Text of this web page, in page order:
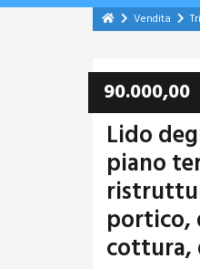
Vendita
90.000,00
Lido
piano
portico,
cottura,